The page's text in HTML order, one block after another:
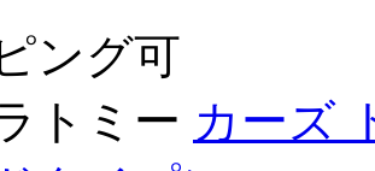
ング可
トミー カーズ